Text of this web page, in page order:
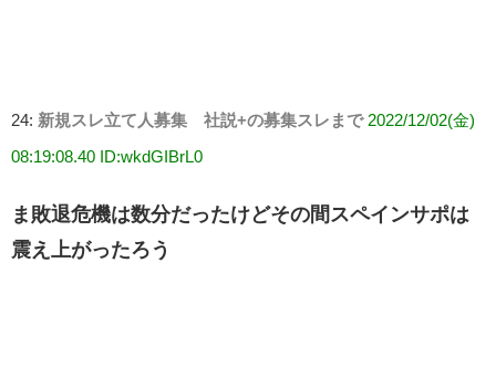
24: 新規スレ立て人募集 社説+の募集スレまで 2022/12/02(金)
08:19:08.40 ID:wkdGIBrL0
ま敗退危機は数分だったけどその間スペインサポは
震え上がったろう